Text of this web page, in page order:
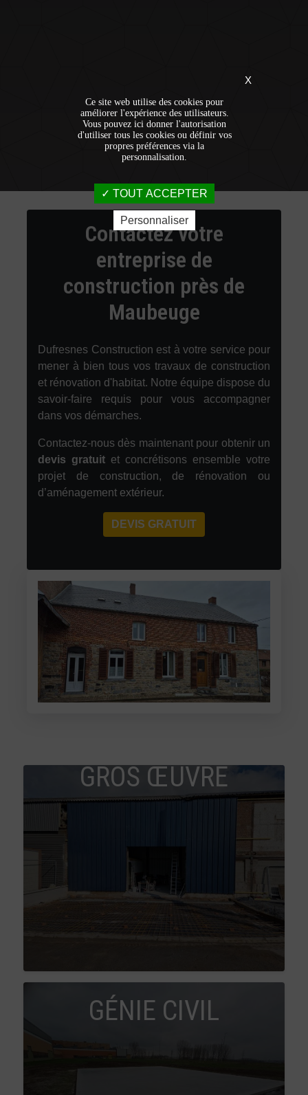
Contactez votre
entreprise de
construction près de
Maubeuge
Dufresnes Construction est à votre service pour
mener à bien tous vos travaux de construction
et rénovation d'habitat. Notre équipe dispose du
savoir-faire requis pour vous accompagner
dans vos démarches.
Contactez-nous dès maintenant pour obtenir un
devis gratuit et concrétisons ensemble votre
projet de construction, de rénovation ou
d’aménagement extérieur.
DEVIS GRATUIT
GROS ŒUVRE
GÉNIE CIVIL
X
Ce site web utilise des cookies pour
améliorer l'expérience des utilisateurs.
Vous pouvez ici donner l'autorisation
d'utiliser tous les cookies ou définir vos
propres préférences via la
personnalisation.
TOUT ACCEPTER
Personnaliser